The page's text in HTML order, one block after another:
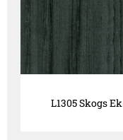
L1305 Skogs Ek